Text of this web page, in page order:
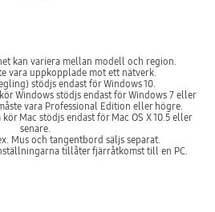
kan variera mellan modell och region.
vara uppkopplade mot ett nätverk.
stödjs endast för Windows 10.
Windows stödjs endast för Windows 7 eller
vara Professional Edition eller högre.
Mac stödjs endast för Mac OS X 10.5 eller
senare.
Mus och tangentbord säljs separat.
tillåter fjärråtkomst till en PC.